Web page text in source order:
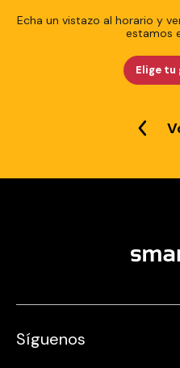
Echa un vistazo al horario y
estamos
Elige tu
Síguenos